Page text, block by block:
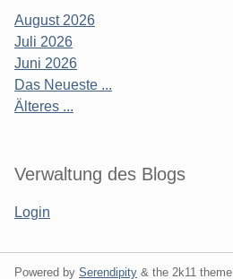
August 2026
Juli 2026
Juni 2026
Das Neueste ...
Älteres ...
Verwaltung des Blogs
Login
Powered by Serendipity & the 2k11 theme.